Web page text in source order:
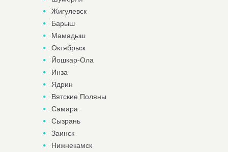
Жигулевск
Барыш
Мамадыш
Октябрьск
Йошкар-Ола
Инза
Ядрин
Вятские Поляны
Самара
Сызрань
Заинск
Нижнекамск